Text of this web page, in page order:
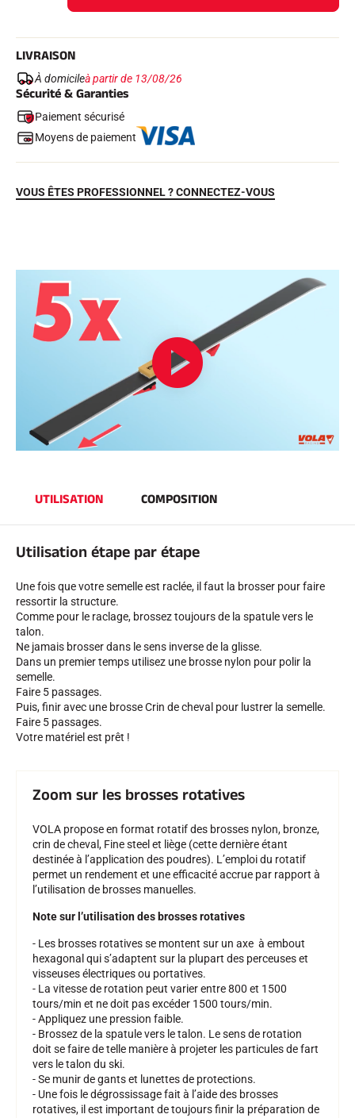
SKI TOUT TERRAIN
SKI DE FOND
LIVRAISON
À domicileà partir de 13/08/26
Sécurité & Garanties
Paiement sécurisé
Moyens de paiement
VOUS ÊTES PROFESSIONNEL ? CONNECTEZ-VOUS
UTILISATION COMPOSITION
Utilisation étape par étape
Une fois que votre semelle est raclée, il faut la brosser pour faire
ressortir la structure.
Comme pour le raclage, brossez toujours de la spatule vers le
talon.
Ne jamais brosser dans le sens inverse de la glisse.
Dans un premier temps utilisez une brosse nylon pour polir la
semelle.
Faire 5 passages.
Puis, finir avec une brosse Crin de cheval pour lustrer la semelle.
Faire 5 passages.
Votre matériel est prêt !
Zoom sur les brosses rotatives
VOLA propose en format rotatif des brosses nylon, bronze,
crin de cheval, Fine steel et liège (cette dernière étant
destinée à l’application des poudres). L’emploi du rotatif
permet un rendement et une efficacité accrue par rapport à
l’utilisation de brosses manuelles.
Note sur l’utilisation des brosses rotatives
- Les brosses rotatives se montent sur un axe à embout
hexagonal qui s’adaptent sur la plupart des perceuses et
visseuses électriques ou portatives.
- La vitesse de rotation peut varier entre 800 et 1500
tours/min et ne doit pas excéder 1500 tours/min.
- Appliquez une pression faible.
- Brossez de la spatule vers le talon. Le sens de rotation
doit se faire de telle manière à projeter les particules de fart
vers le talon du ski.
- Se munir de gants et lunettes de protections.
- Une fois le dégrossissage fait à l’aide des brosses
rotatives, il est important de toujours finir la préparation de